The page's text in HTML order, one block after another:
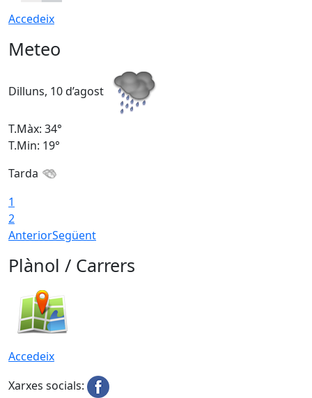
Accedeix
Meteo
Dilluns, 10 d’agost
T.Màx: 34°
T.Min: 19°
Tarda
1
2
AnteriorSegüent
Plànol / Carrers
Accedeix
Xarxes socials: